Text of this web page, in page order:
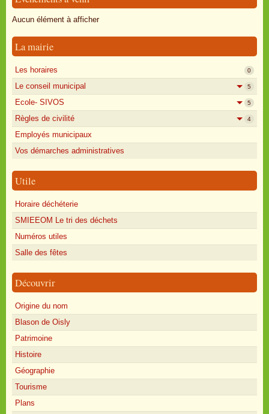
Oisly autrefois
Annonces
Aucun élément à afficher
La mairie
Les horaires 0
Le conseil municipal 5
Ecole- SIVOS 5
Règles de civilité 4
Employés municipaux
Vos démarches administratives
Utile
Horaire déchéterie
SMIEEOM Le tri des déchets
Numéros utiles
Salle des fêtes
Découvrir
Origine du nom
Blason de Oisly
Patrimoine
Histoire
Géographie
Tourisme
Plans